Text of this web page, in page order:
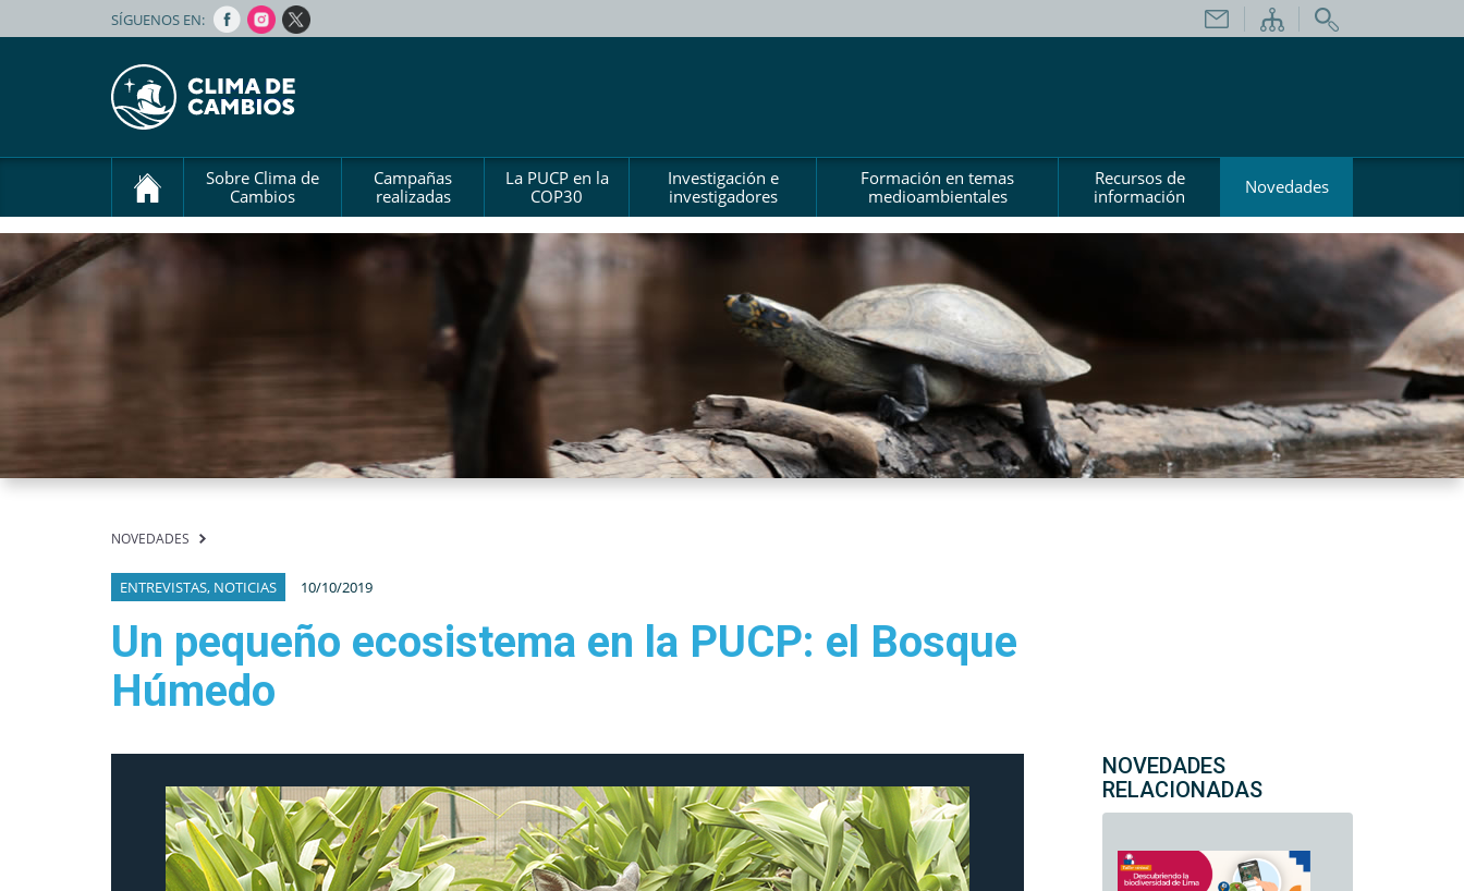
SÍGUENOS EN:
Sobre Clima de
Cambios
Campañas
realizadas
La PUCP en la
COP30
Investigación e
investigadores
Formación en temas
medioambientales
Recursos de
información
Novedades
NOVEDADES
ENTREVISTAS, NOTICIAS 10/10/2019
Un pequeño ecosistema en la PUCP: el Bosque
Húmedo
NOVEDADES
RELACIONADAS